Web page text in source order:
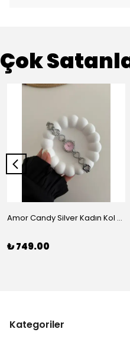
Çok
Amor Candy Silver Kadın Kol Saati
₺ 749.00
Kategoriler